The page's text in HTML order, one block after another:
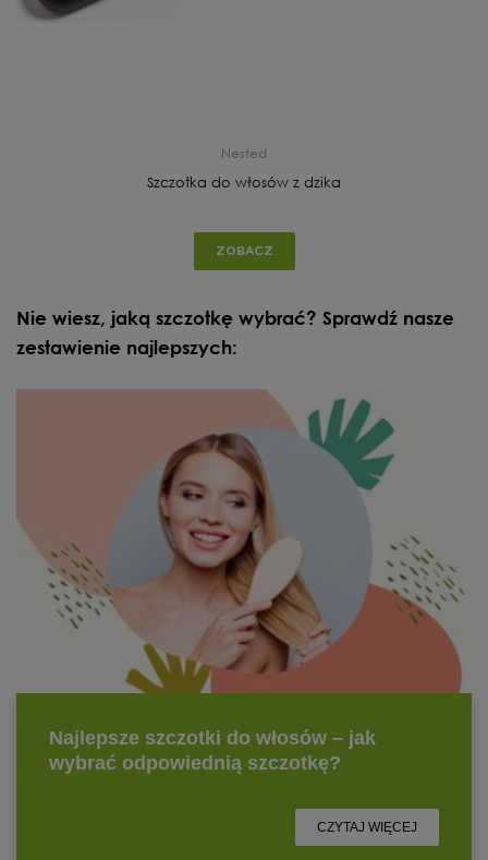
Nested
Szczotka do włosów z dzika
ZOBACZ
Nie wiesz, jaką szczotkę wybrać? Sprawdź nasze
zestawienie najlepszych: